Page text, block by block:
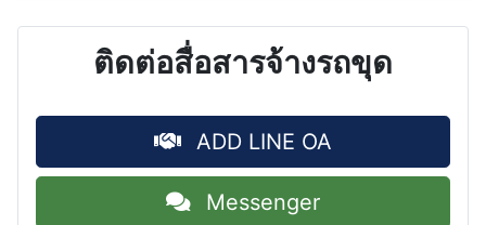
ติดต่อสื่อสารจ้างรถขุด
ADD LINE OA
Messenger